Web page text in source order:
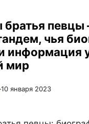
братья
чья
информация
мир
10 января 2023